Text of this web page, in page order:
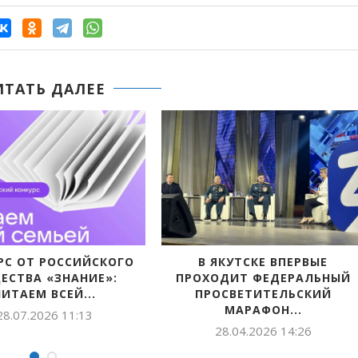
ДАЛЕЕ
В ЯКУТСКЕ ВПЕРВЫЕ
ФЕДЕРАЛЬНЫЙ
ПРОСВЕТИТЕЛЬСКИЙ
МАРАФОН...
«СИЛА – В
ОБЩЕСТВО
ЗАПУСКАЕТ...
20.10.2024 07:56